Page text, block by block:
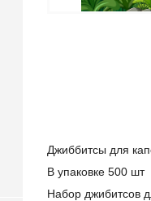
Джиббитсы для
В упаковке 500 шт
Набор джибитсов